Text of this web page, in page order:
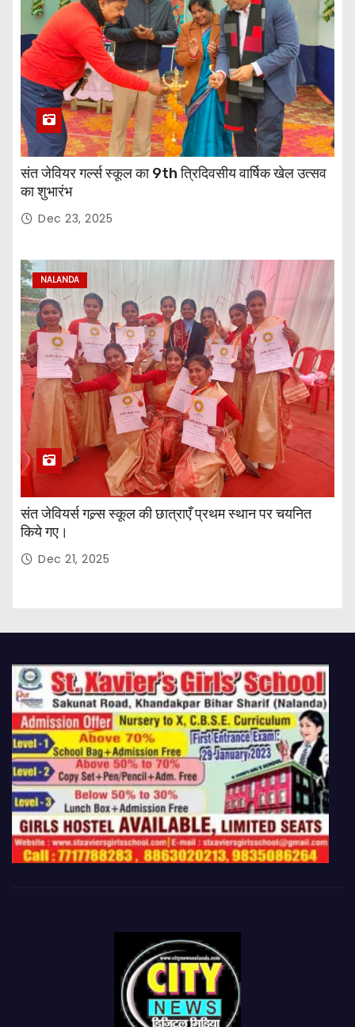
संत जेवियर गर्ल्स स्कूल का 9th त्रिदिवसीय वार्षिक खेल उत्सव
का शुभारंभ
Dec 23, 2025
NALANDA
संत जेवियर्स गल्र्स स्कूल की छात्र‌ाएँ प्रथम स्थान पर चयनित
किये गए।
Dec 21, 2025